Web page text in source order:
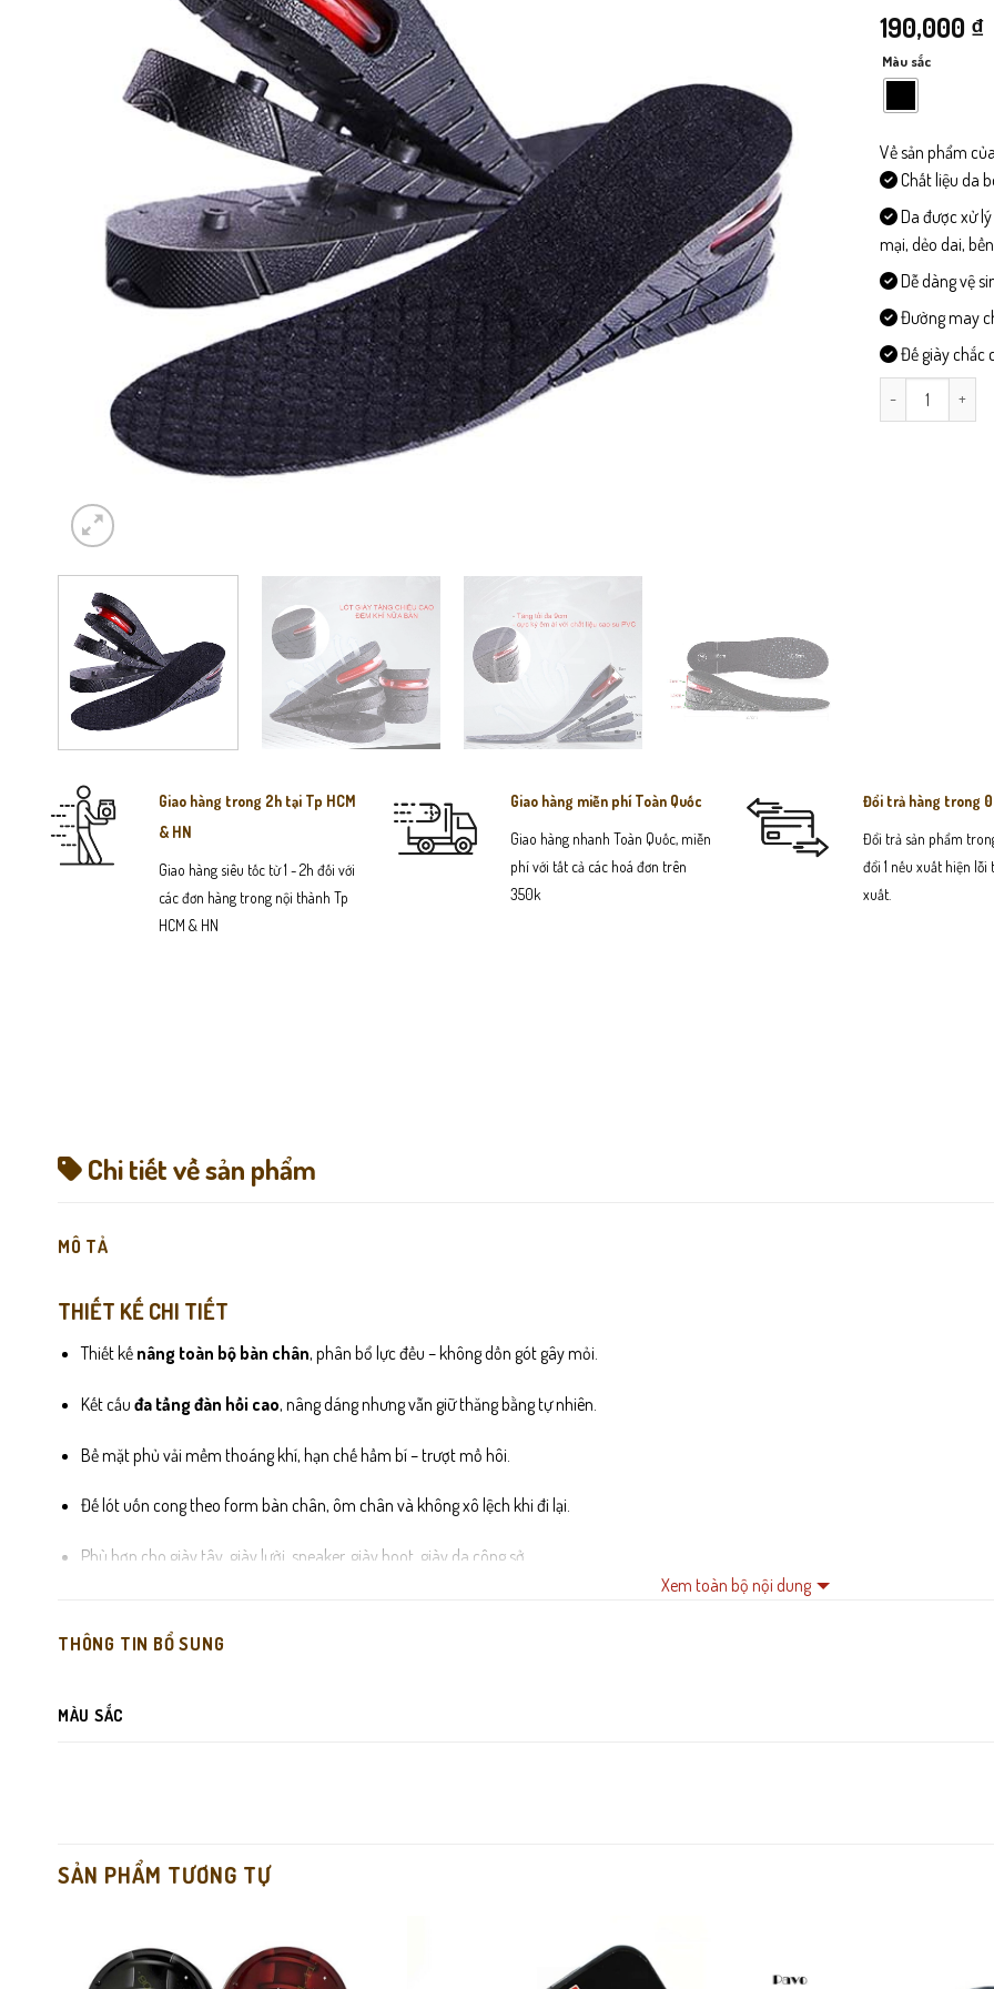
190,000 ₫
Màu sắc
Về sản phẩm
Chất liệu da
Da được xử
mại, dẻo dai,
Dễ dàng vệ
Đường may
Đế giày chắc
LOTC1 - Lót
Giao hàng trong 2h tại Tp HCM
& HN
Giao hàng siêu tốc từ 1 - 2h đối với
các đơn hàng trong nội thành Tp
HCM & HN
Giao hàng miễn phí Toàn Quốc
Giao hàng nhanh Toàn Quốc, miễn
phí với tất cả các hoá đơn trên
350k
Đổi trả hàng trong
Đổi trả sản phẩm
đổi 1 nếu xuất hiện lỗi
xuất.
Chi tiết về sản phẩm
MÔ TẢ
THIẾT KẾ CHI TIẾT
Thiết kế nâng toàn bộ bàn chân, phân bổ lực đều – không dồn gót gây mỏi.
Kết cấu đa tầng đàn hồi cao, nâng dáng nhưng vẫn giữ thăng bằng tự nhiên.
Bề mặt phủ vải mềm thoáng khí, hạn chế hầm bí – trượt mồ hôi.
Đế lót uốn cong theo form bàn chân, ôm chân và không xô lệch khi đi lại.
Phù hợp cho giày tây, giày lười, sneaker, giày boot, giày da công sở.
Xem toàn bộ nội dung
THÔNG TIN BỔ SUNG
MÀU SẮC
SẢN PHẨM TƯƠNG TỰ